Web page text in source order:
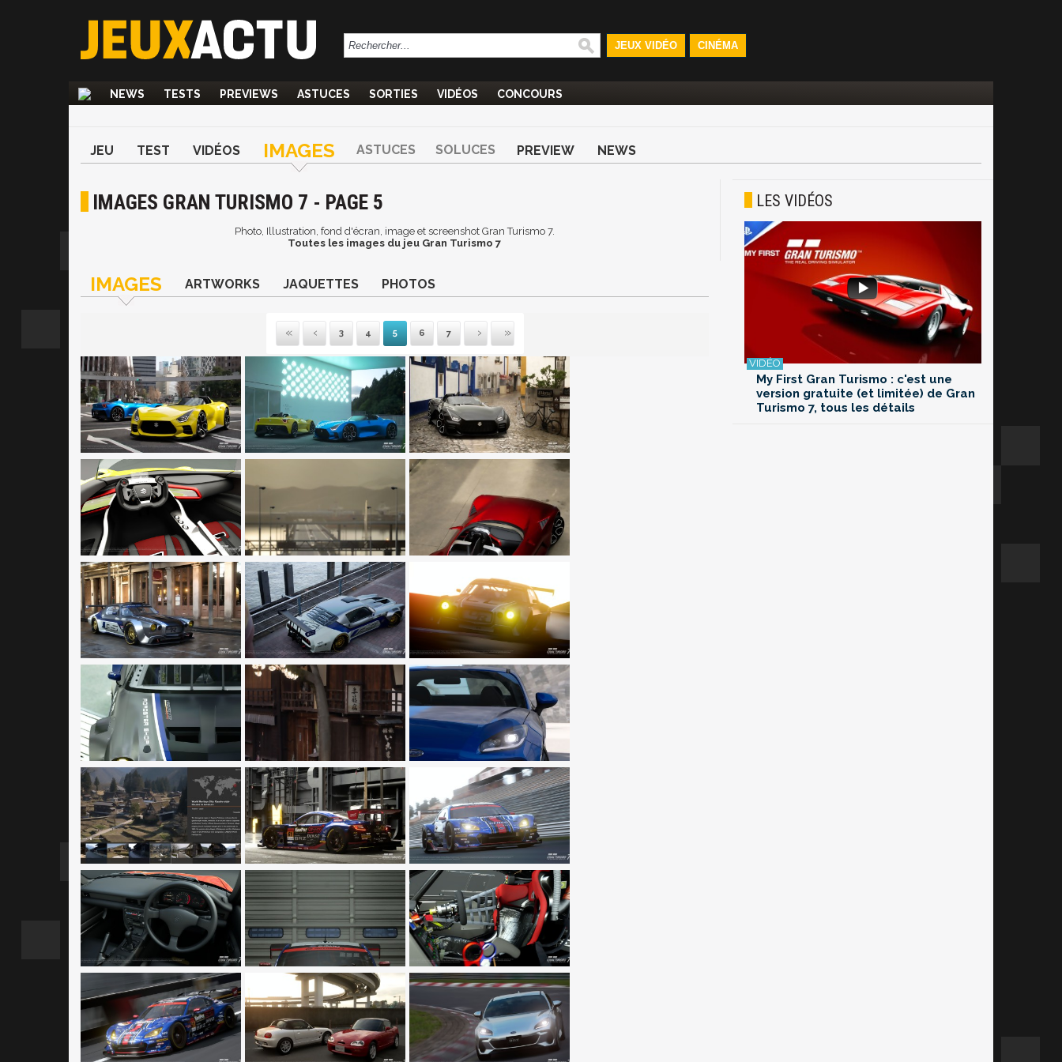
JEUX VIDÉO CINÉMA
NEWS TESTS PREVIEWS ASTUCES SORTIES VIDÉOS CONCOURS
JEU TEST VIDÉOS IMAGES ASTUCES SOLUCES PREVIEW NEWS
IMAGES GRAN TURISMO 7 - PAGE 5
Photo, Illustration, fond d'écran, image et screenshot Gran Turismo 7.
Toutes les images du jeu Gran Turismo 7
IMAGES ARTWORKS JAQUETTES PHOTOS
Première
Précédente
3 4 5 6 7
Suivante
Dernière
LES VIDÉOS
My First Gran Turismo : c'est une
version gratuite (et limitée) de Gran
Turismo 7, tous les détails